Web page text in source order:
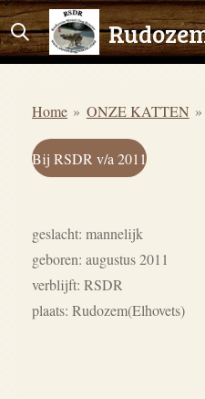
Ga
direct
hoofdinhoud
Home » ONZE KATTEN »
Bij RSDR v/a 2011
geslacht: mannelijk
geboren: augustus 2011
verblijft: RSDR
plaats: Rudozem(Elhovets)